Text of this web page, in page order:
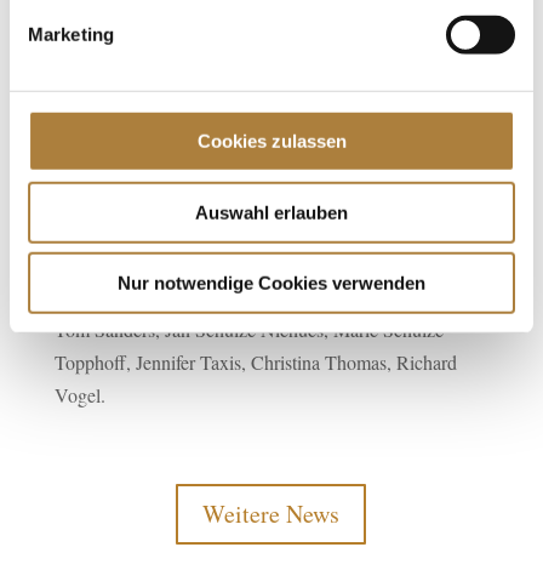
Marketing
Cookies zulassen
Auswahl erlauben
Nur notwendige Cookies verwenden
Topphoff (Havixbeck), Mathis Schwentker (Hagen),
Laura Strehmel (Neustadt), Insa Strothmann
(Oberndorf).
Reserve: Joanna Assenmacher, Marcel Braig, Marisa
Nina Piasecki, Julia Plate, Pia Reich, Corinna Rupp,
Tom Sanders, Jan Schulze Niehues, Marie Schulze
Topphoff, Jennifer Taxis, Christina Thomas, Richard
Vogel.
Weitere News